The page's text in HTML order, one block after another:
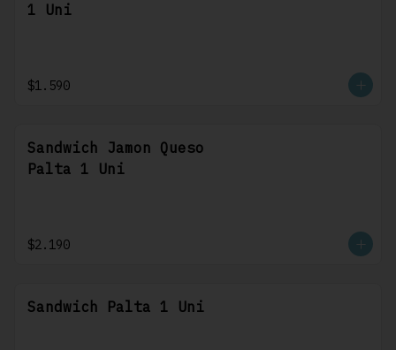
1 Uni
$1.590
Sandwich Jamon Queso
Palta 1 Uni
$2.190
Sandwich Palta 1 Uni